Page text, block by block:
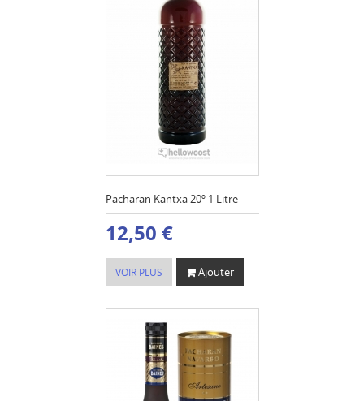
Pacharan Kantxa 20º 1 Litre
12,50 €
VOIR PLUS Ajouter